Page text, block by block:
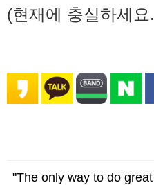
(현재에 충실하세요
"The only way to do great work is to love what you do." 훌륭한 일